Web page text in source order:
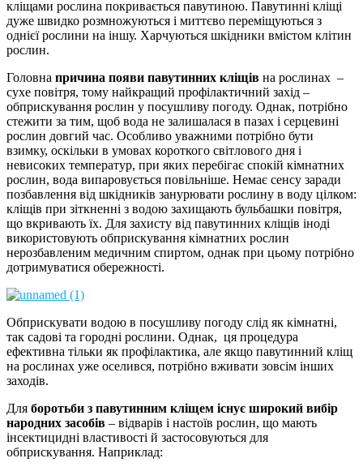
кліщами рослина покривається павутиною. Павутинні кліщі
дуже швидко розмножуються і миттєво переміщуються з
однієї рослини на іншу. Харчуються шкідники вмістом клітин
рослин.
Головна причина появи павутинних кліщів на рослинах –
сухе повітря, тому найкращий профілактичний захід –
обприскування рослин у посушливу погоду. Однак, потрібно
стежити за тим, щоб вода не залишалася в пазах і серцевині
рослин довгий час. Особливо уважними потрібно бути
взимку, оскільки в умовах короткого світлового дня і
невисоких температур, при яких перебігає спокій кімнатних
рослин, вода випаровується повільніше. Немає сенсу заради
позбавлення від шкідників занурювати рослину в воду цілком:
кліщів при зіткненні з водою захищають бульбашки повітря,
що вкривають їх. Для захисту від павутинних кліщів іноді
використовують обприскування кімнатних рослин
нерозбавленим медичним спиртом, однак при цьому потрібно
дотримуватися обережності.
Обприскувати водою в посушливу погоду слід як кімнатні,
так садові та городні рослини. Однак, ця процедура
ефективна тільки як профілактика, але якщо павутинний кліщ
на рослинах уже оселився, потрібно вживати зовсім інших
заходів.
Для боротьби з павутинним кліщем існує широкий вибір
народних засобів – відварів і настоїв рослин, що мають
інсектицидні властивості й застосовуються для
обприскування. Наприклад: